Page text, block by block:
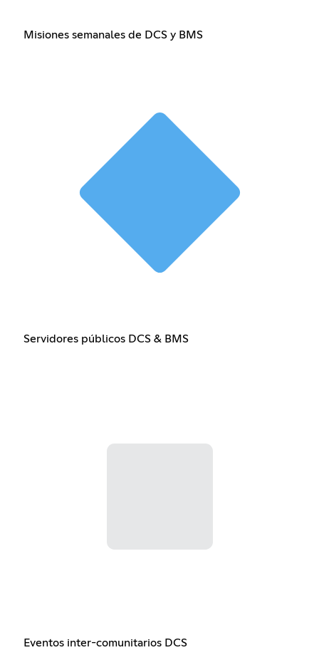
Misiones semanales de DCS y BMS
Servidores públicos DCS & BMS
Eventos inter-comunitarios DCS